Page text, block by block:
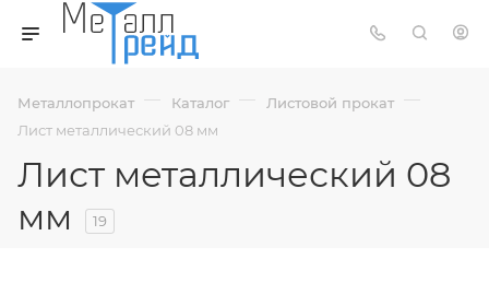
Металлопрокат — Каталог — Листовой прокат —
Лист металлический 08 мм
Лист металлический 08
мм
19